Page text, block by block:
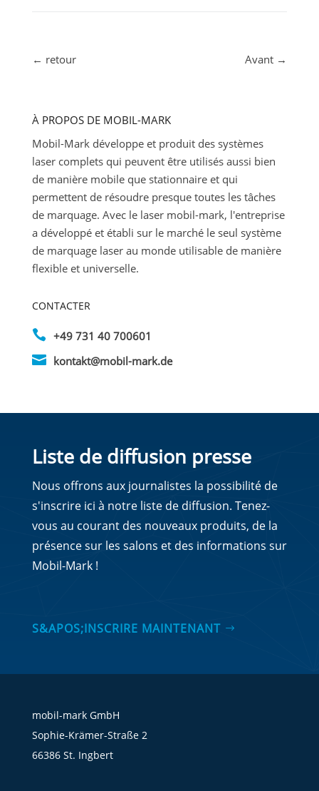
← retour Avant →
À PROPOS DE MOBIL-MARK
Mobil-Mark développe et produit des systèmes
laser complets qui peuvent être utilisés aussi bien
de manière mobile que stationnaire et qui
permettent de résoudre presque toutes les tâches
de marquage. Avec le laser mobil-mark, l'entreprise
a développé et établi sur le marché le seul système
de marquage laser au monde utilisable de manière
flexible et universelle.
CONTACTER
 +49 731 40 700601
 kontakt@mobil-mark.de
Liste de diffusion presse
Nous offrons aux journalistes la possibilité de
s'inscrire ici à notre liste de diffusion. Tenez-
vous au courant des nouveaux produits, de la
présence sur les salons et des informations sur
Mobil-Mark !
S&APOS;INSCRIRE MAINTENANT
mobil-mark GmbH
Sophie-Krämer-Straße 2
66386 St. Ingbert